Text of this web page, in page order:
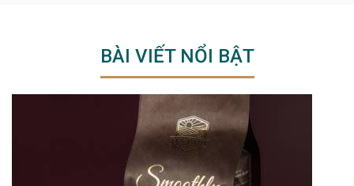
BÀI VIẾT NỔI BẬT